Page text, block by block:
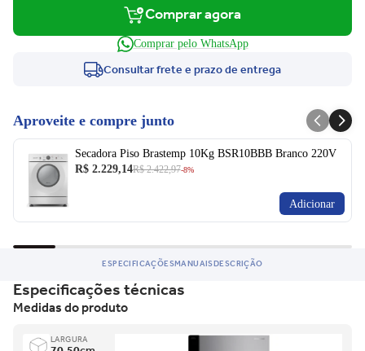
Comprar agora
Comprar pelo WhatsApp
Consultar frete e prazo de entrega
Aproveite e compre junto
Secadora Piso Brastemp 10Kg BSR10BBB Branco 220V
R$ 2.229,14R$ 2.422,97-8%
Adicionar
ESPECIFICAÇÕESMANUAISDESCRIÇÃO
Especificações técnicas
Medidas do produto
LARGURA